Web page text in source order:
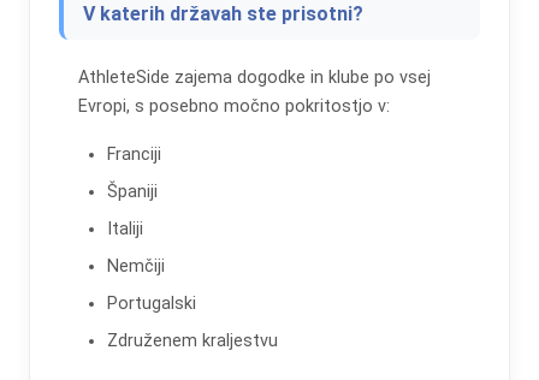
V katerih državah ste prisotni?
AthleteSide zajema dogodke in klube po vsej
Evropi, s posebno močno pokritostjo v:
Franciji
Španiji
Italiji
Nemčiji
Portugalski
Združenem kraljestvu